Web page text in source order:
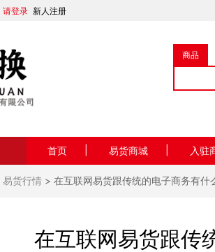
请登录 新人注册
商品
首页 易货商城 入驻
易货行情 > 在互联网易货跟传统的电子商务有什
在互联网易货跟传